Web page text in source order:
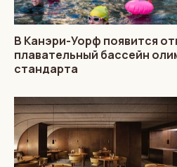
В Канэри-Уорф появится
плавательный бассейн
стандарта